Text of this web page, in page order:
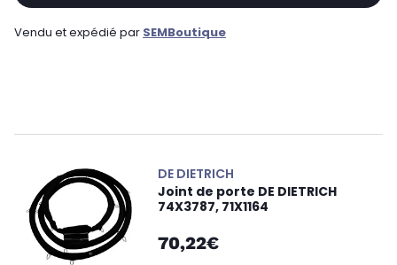
Vendu et expédié par SEMBoutique
DE DIETRICH
Joint de porte DE DIETRICH
74X3787, 71X1164
70,22€